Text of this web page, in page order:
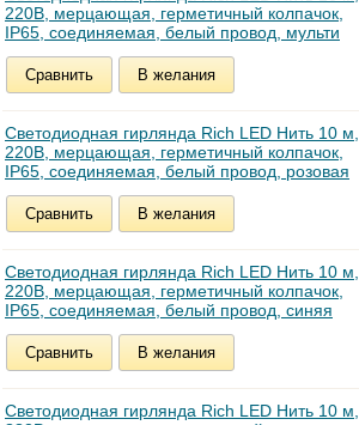
220В, мерцающая, герметичный колпачок,
IP65, соединяемая, белый провод, мульти
Сравнить В желания
Светодиодная гирлянда Rich LED Нить 10 м,
220В, мерцающая, герметичный колпачок,
IP65, соединяемая, белый провод, розовая
Сравнить В желания
Светодиодная гирлянда Rich LED Нить 10 м,
220В, мерцающая, герметичный колпачок,
IP65, соединяемая, белый провод, синяя
Сравнить В желания
Светодиодная гирлянда Rich LED Нить 10 м,